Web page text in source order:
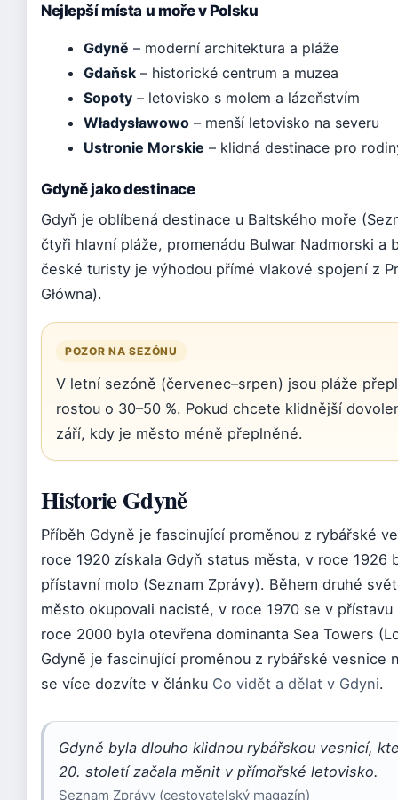
Nejlepší místa u moře v Polsku
Gdyně – moderní architektura a pláže
Gdaňsk – historické centrum a muzea
Sopoty – letovisko s molem a lázeňstvím
Władysławowo – menší letovisko na severu
Ustronie Morskie – klidná destinace pro
Gdyně jako destinace
Gdyň je oblíbená destinace u Baltského moře
čtyři hlavní pláže, promenádu Bulwar Nadmorski a
české turisty je výhodou přímé vlakové spojení z
Główna).
POZOR NA SEZÓNU
V letní sezóně (červenec–srpen) jsou pláže
rostou o 30–50 %. Pokud chcete klidnější
září, kdy je město méně přeplněné.
Historie Gdyně
Příběh Gdyně je fascinující proměnou z rybářské
roce 1920 získala Gdyň status města, v roce 1926
přístavní molo (Seznam Zprávy). Během druhé
město okupovali nacisté, v roce 1970 se v
roce 2000 byla otevřena dominanta Sea Towers
Gdyně je fascinující proměnou z rybářské vesnice
se více dozvíte v článku Co vidět a dělat v Gdyni.
Gdyně byla dlouho klidnou rybářskou vesnicí,
20. století začala měnit v přímořské letovisko.
Seznam Zprávy (cestovatelský magazín)